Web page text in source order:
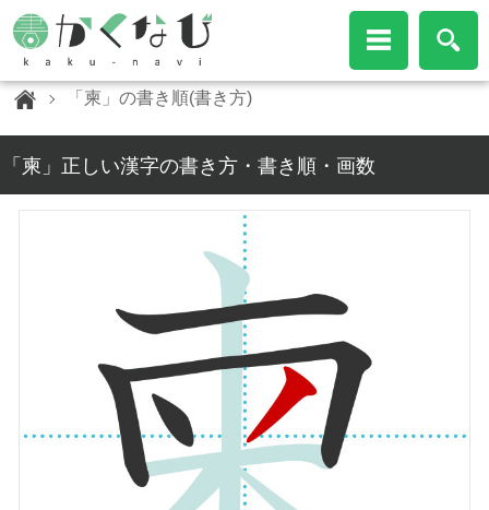
「柬」の書き順(書き方)
「柬」正しい漢字の書き方・書き順・画数